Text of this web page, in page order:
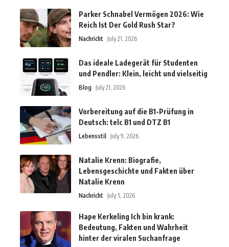
Parker Schnabel Vermögen 2026: Wie
Reich Ist Der Gold Rush Star?
Nachricht July 21, 2026
Das ideale Ladegerät für Studenten
und Pendler: Klein, leicht und vielseitig
Blog July 21, 2026
Vorbereitung auf die B1-Prüfung in
Deutsch: telc B1 und DTZ B1
Lebensstil July 9, 2026
Natalie Krenn: Biografie,
Lebensgeschichte und Fakten über
Natalie Krenn
Nachricht July 5, 2026
Hape Kerkeling Ich bin krank:
Bedeutung, Fakten und Wahrheit
hinter der viralen Suchanfrage